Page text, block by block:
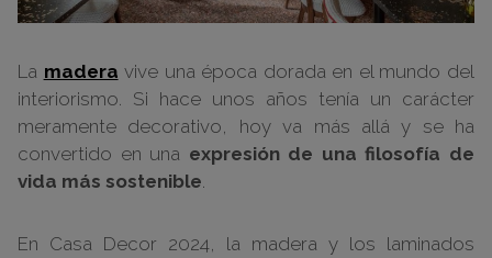
La madera vive una época dorada en el mundo del
interiorismo. Si hace unos años tenía un carácter
meramente decorativo, hoy va más allá y se ha
convertido en una expresión de una filosofía de
vida más sostenible.
En Casa Decor 2024, la madera y los laminados